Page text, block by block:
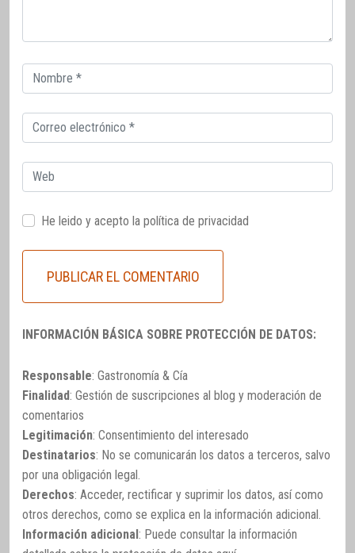
Correo
electrónico
Correo
electrónico
Web
He leido y acepto la política de privacidad
INFORMACIÓN BÁSICA SOBRE PROTECCIÓN DE DATOS:
Responsable: Gastronomía & Cía
Finalidad: Gestión de suscripciones al blog y moderación de
comentarios
Legitimación: Consentimiento del interesado
Destinatarios: No se comunicarán los datos a terceros, salvo
por una obligación legal.
Derechos: Acceder, rectificar y suprimir los datos, así como
otros derechos, como se explica en la información adicional.
Información adicional : Puede consultar la información